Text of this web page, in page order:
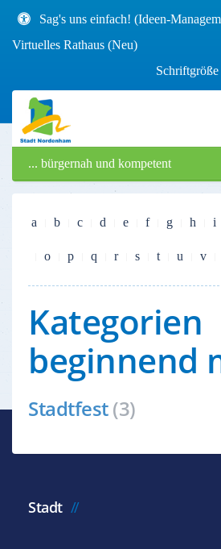
Sag's uns einfach! (Ideen-
Virtuelles Rathaus (Neu)
Schriftgröße
... bürgernah und kompetent
a b c d e f g h i
o p q r s t u v
Kategorien
beginnend
Stadtfest(3)
Stadt